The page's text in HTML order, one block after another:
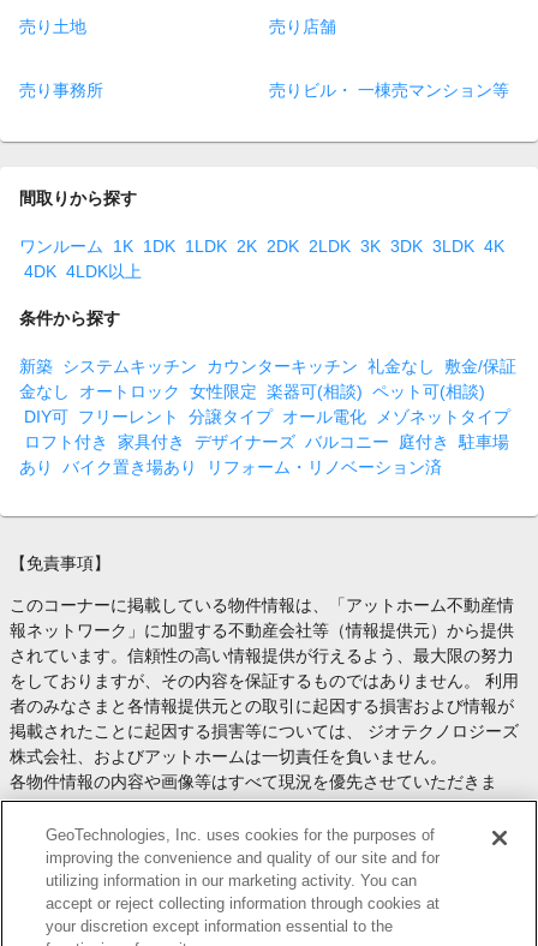
売り土地 売り店舗
売り事務所 売りビル・ 一棟売マンション等
間取りから探す
ワンルーム 1K 1DK 1LDK 2K 2DK 2LDK 3K 3DK 3LDK 4K
4DK 4LDK以上
条件から探す
新築 システムキッチン カウンターキッチン 礼金なし
敷金/保証
金なし
オートロック 女性限定 楽器可(相談) ペット可(相談)
DIY可 フリーレント 分譲タイプ オール電化
メゾネットタイプ
ロフト付き
家具付き デザイナーズ バルコニー 庭付き
駐車場
あり
バイク置き場あり リフォーム・リノベーション済
【免責事項】
このコーナーに掲載している物件情報は、「アットホーム不動産情
報ネットワーク」に加盟する不動産会社等（情報提供元）から提供
されています。信頼性の高い情報提供が行えるよう、最大限の努力
をしておりますが、その内容を保証するものではありません。 利用
者のみなさまと各情報提供元との取引に起因する損害および情報が
掲載されたことに起因する損害等については、 ジオテクノロジーズ
株式会社、およびアットホームは一切責任を負いません。
各物件情報の内容や画像等はすべて現況を優先させていただきま
す。
お取引等（お取引の準備、資金調達等を含みます）の際には、内容
や契約条件等について、 各情報提供元より十分な説明を受け、ご自
身でご確認の上、判断してください。
このコーナーへの物件情報のご掲載、その他不動産業務ソリューシ
ョン等についての不動産会社様のお問合せはこちら
GeoTechnologies, Inc. uses cookies for the purposes of
improving the convenience and quality of our site and for
utilizing information in our marketing activity. You can
accept or reject collecting information through cookies at
your discretion except information essential to the